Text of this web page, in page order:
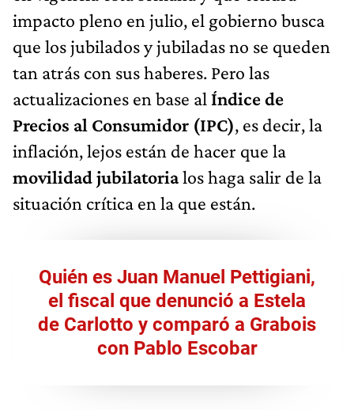
impacto pleno en julio, el gobierno busca
que los jubilados y jubiladas no se queden
tan atrás con sus haberes. Pero las
actualizaciones en base al Índice de
Precios al Consumidor (IPC), es decir, la
inflación, lejos están de hacer que la
movilidad jubilatorialos haga salir de la
situación crítica en la que están.
Quién es Juan Manuel Pettigiani,
el fiscal que denunció a Estela
de Carlotto y comparó a Grabois
con Pablo Escobar